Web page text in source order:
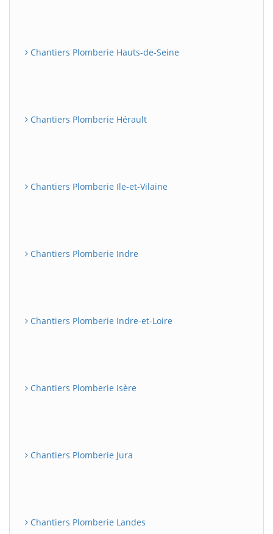
Chantiers Plomberie Hauts-de-Seine
Chantiers Plomberie Hérault
Chantiers Plomberie Ile-et-Vilaine
Chantiers Plomberie Indre
Chantiers Plomberie Indre-et-Loire
Chantiers Plomberie Isère
Chantiers Plomberie Jura
Chantiers Plomberie Landes